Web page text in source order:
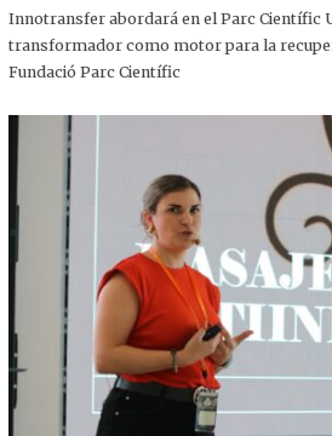
,
0
2
Innotransfer abordará en el Parc Científic
transformador como motor para la
Fundació Parc Científic